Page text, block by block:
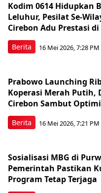
Berita
Kodim 0614 Hidupkan
Leluhur, Pesilat Se-
Cirebon Adu Prestasi
16 Mei 2026, 7:28 PM
Berita
Prabowo Launching
Koperasi Merah Putih,
Cirebon Sambut
16 Mei 2026, 7:21 PM
Sosialisasi MBG di
Pemerintah Pastikan
Program Tetap Terjaga